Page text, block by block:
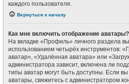
каждого пользователя.
Вернуться к началу
Как мне включить отображение аватары?
На вкладке «Профиль» личного раздела
использованием четырёх инструментов:
аватар», «Удалённая аватара» или
администратора зависит, включена ли
типы аватар могут быть доступны. Если
аватары, свяжитесь с администратором